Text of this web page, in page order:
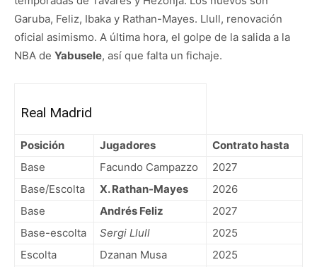
Garuba, Feliz, Ibaka y Rathan-Mayes. Llull, renovación
oficial asimismo. A última hora, el golpe de la salida a la
NBA de Yabusele, así que falta un fichaje.
Real Madrid
Posición Jugadores
Contrato hasta
Base
Facundo Campazzo
2027
Base/Escolta
X. Rathan-Mayes
2026
Base
Andrés Feliz
2027
Base-escolta
Sergi Llull
2025
Escolta
Dzanan Musa
2025